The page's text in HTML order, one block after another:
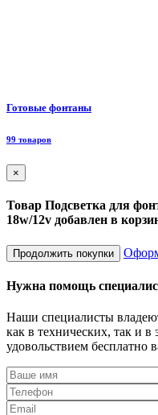
Готовые фонтаны
99 товаров
×
Товар Подсветка для
18w/12v добавлен в
Продолжить покупки
Нужна помощь
Наши специалисты
как в технических, так и в
удовольствием бесплатно